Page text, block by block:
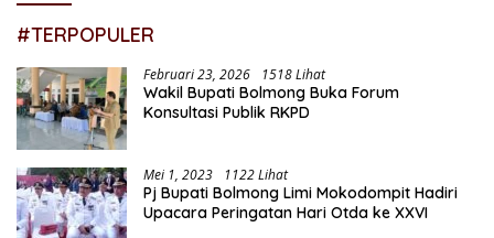
#TERPOPULER
Februari 23, 2026 1518 Lihat
Wakil Bupati Bolmong Buka Forum
Konsultasi Publik RKPD
Mei 1, 2023 1122 Lihat
Pj Bupati Bolmong Limi Mokodompit Hadiri
Upacara Peringatan Hari Otda ke XXVI